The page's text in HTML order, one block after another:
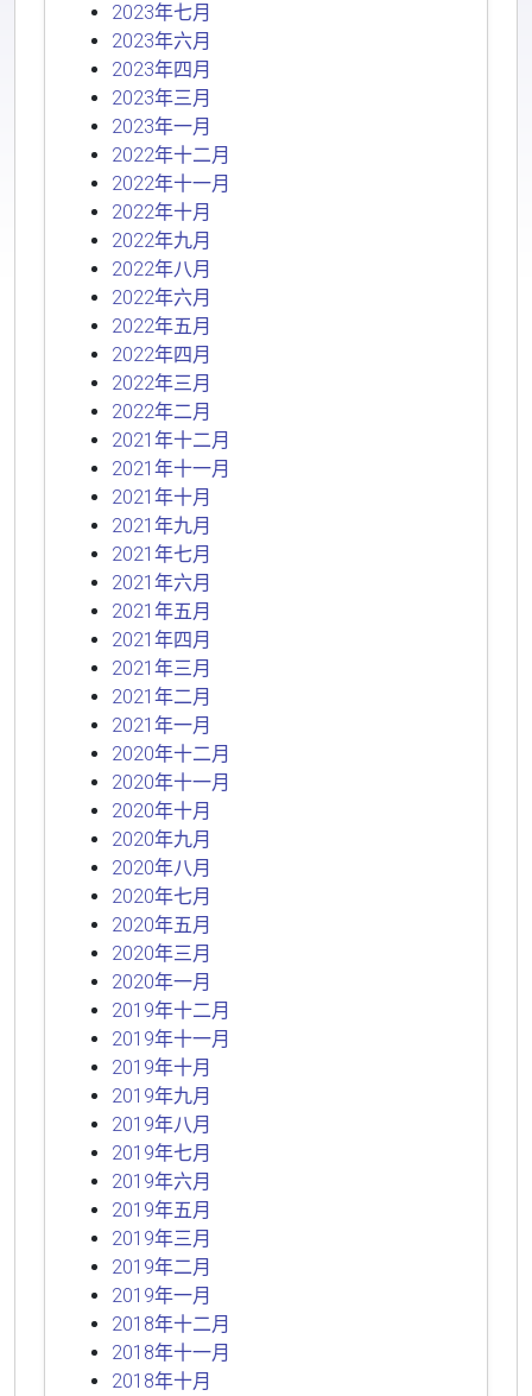
2023年七月
2023年六月
2023年四月
2023年三月
2023年一月
2022年十二月
2022年十一月
2022年十月
2022年九月
2022年八月
2022年六月
2022年五月
2022年四月
2022年三月
2022年二月
2021年十二月
2021年十一月
2021年十月
2021年九月
2021年七月
2021年六月
2021年五月
2021年四月
2021年三月
2021年二月
2021年一月
2020年十二月
2020年十一月
2020年十月
2020年九月
2020年八月
2020年七月
2020年五月
2020年三月
2020年一月
2019年十二月
2019年十一月
2019年十月
2019年九月
2019年八月
2019年七月
2019年六月
2019年五月
2019年三月
2019年二月
2019年一月
2018年十二月
2018年十一月
2018年十月